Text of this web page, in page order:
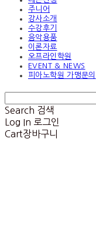
주니어
강사소개
수강후기
음악용품
이론자료
오프라인학원
EVENT & NEWS
피아노학원 가맹문의
Search 검색
Log In 로그인
Cart장바구니